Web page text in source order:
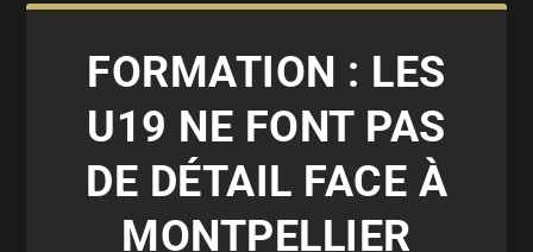
FORMATION : LES
U19 NE FONT PAS
DE DÉTAIL FACE À
MONTPELLIER